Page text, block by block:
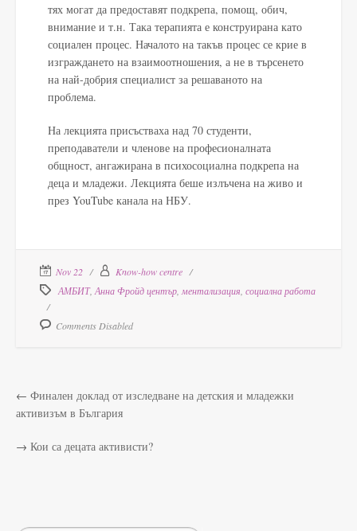
тях могат да предоставят подкрепа, помощ, обич,
внимание и т.н. Така терапията е конструирана като
социален процес. Началото на такъв процес се крие в
изграждането на взаимоотношения, а не в търсенето
на най-добрия специалист за решаваното на
проблема.
На лекцията присъстваха над 70 студенти,
преподаватели и членове на професионалната
общност, ангажирана в психосоциална подкрепа на
деца и младежи. Лекцията беше излъчена на живо и
през YouTube канала на НБУ.
Nov 22
Know-how centre
АМБИТ, Анна Фройд център ментализация социална работа
Comments Disabled
← Финален доклад от изследване на детския и младежки
активизъм в България
→ Кои са децата активисти?